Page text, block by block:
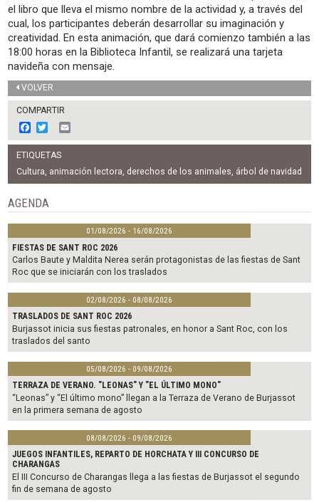
el libro que lleva el mismo nombre de la actividad y, a través del
cual, los participantes deberán desarrollar su imaginación y
creatividad. En esta animación, que dará comienzo también a las
18:00 horas en la Biblioteca Infantil, se realizará una tarjeta
navideña con mensaje.
VOLVER
COMPARTIR
F
a
c
e
b
o
o
k
w
i
t
t
e
m
l
ETIQUETAS
Cultura, animación lectora, derechos de los animales, árbol de navidad
AGENDA
01/08/2026 - 16/08/2026
FIESTAS DE SANT ROC 2026
Carlos Baute y Maldita Nerea serán protagonistas de las fiestas de Sant
Roc que se iniciarán con los traslados
02/08/2026 - 08/08/2026
TRASLADOS DE SANT ROC 2026
Burjassot inicia sus fiestas patronales, en honor a Sant Roc, con los
traslados del santo
05/08/2026 - 09/08/2026
TERRAZA DE VERANO. "LEONAS" Y "EL ÚLTIMO MONO"
“Leonas” y “El último mono” llegan a la Terraza de Verano de Burjassot
en la primera semana de agosto
08/08/2026 - 09/08/2026
JUEGOS INFANTILES, REPARTO DE HORCHATA Y III CONCURSO DE
CHARANGAS
El III Concurso de Charangas llega a las fiestas de Burjassot el segundo
fin de semana de agosto